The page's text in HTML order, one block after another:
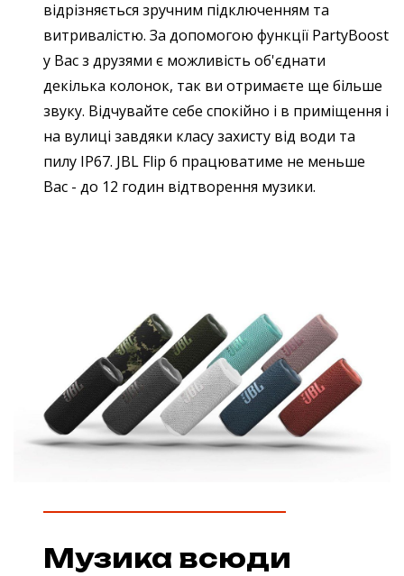
відрізняється зручним підключенням та
витривалістю. За допомогою функції PartyBoost
у Вас з друзями є можливість об'єднати
декілька колонок, так ви отримаєте ще більше
звуку. Відчувайте себе спокійно і в приміщення і
на вулиці завдяки класу захисту від води та
пилу IP67. JBL Flip 6 працюватиме не меньше
Вас - до 12 годин відтворення музики.
Музика всюди